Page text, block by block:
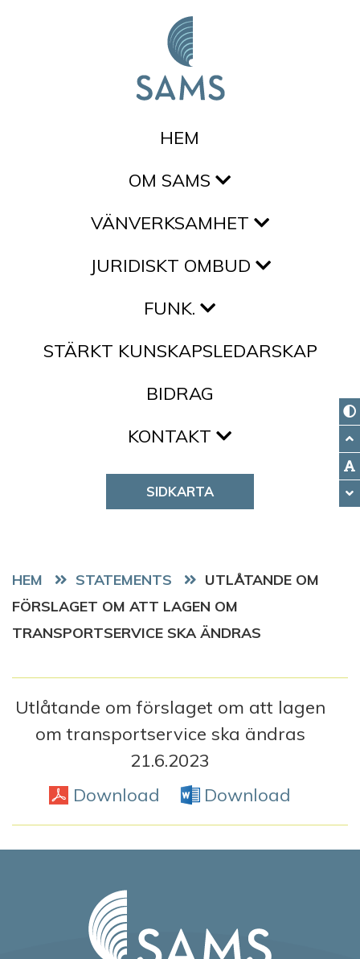
HEM
OM SAMS
VÄNVERKSAMHET
JURIDISKT OMBUD
FUNK.
STÄRKT KUNSKAPSLEDARSKAP
BIDRAG
KONTAKT
SIDKARTA
HEM STATEMENTS
UTLÅTANDE OM
FÖRSLAGET OM ATT LAGEN OM
TRANSPORTSERVICE SKA ÄNDRAS
Utlåtande om förslaget om att lagen
om transportservice ska ändras
21.6.2023
Download PDF Download